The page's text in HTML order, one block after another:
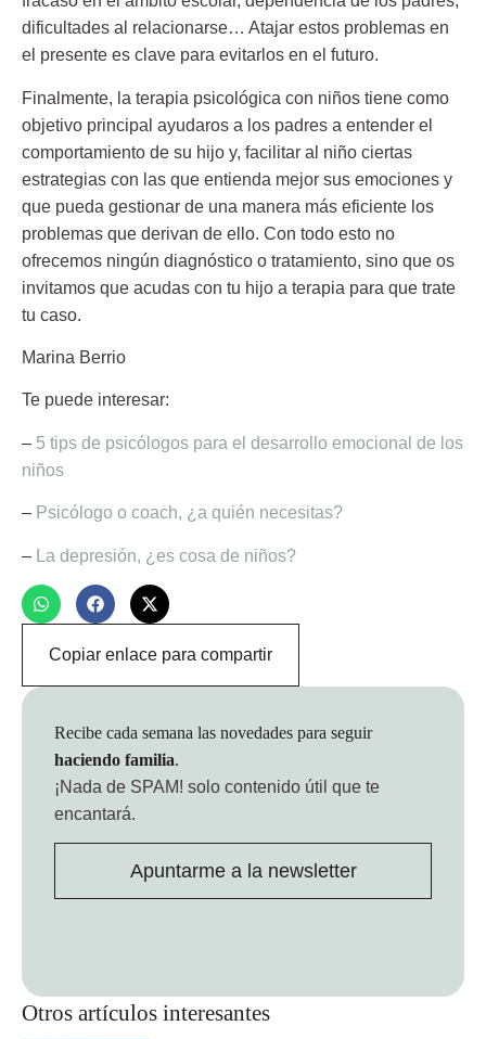
dificultades al relacionarse… Atajar estos problemas en
el presente es clave para evitarlos en el futuro.
Finalmente, la terapia psicológica con niños tiene como
objetivo principal ayudaros a los padres a entender el
comportamiento de su hijo y, facilitar al niño ciertas
estrategias con las que entienda mejor sus emociones y
que pueda gestionar de una manera más eficiente los
problemas que derivan de ello. Con todo esto no
ofrecemos ningún diagnóstico o tratamiento, sino que os
invitamos que acudas con tu hijo a terapia para que trate
tu caso.
Marina Berrio
Te puede interesar:
– 5 tips de psicólogos para el desarrollo emocional de los
niños
– Psicólogo o coach, ¿a quién necesitas?
– La depresión, ¿es cosa de niños?
Copiar enlace para compartir
Otros artículos interesantes
Recibe cada semana las novedades para seguir
haciendo familia.
¡Nada de SPAM! solo contenido útil que te
encantará.
Apuntarme a la newsletter